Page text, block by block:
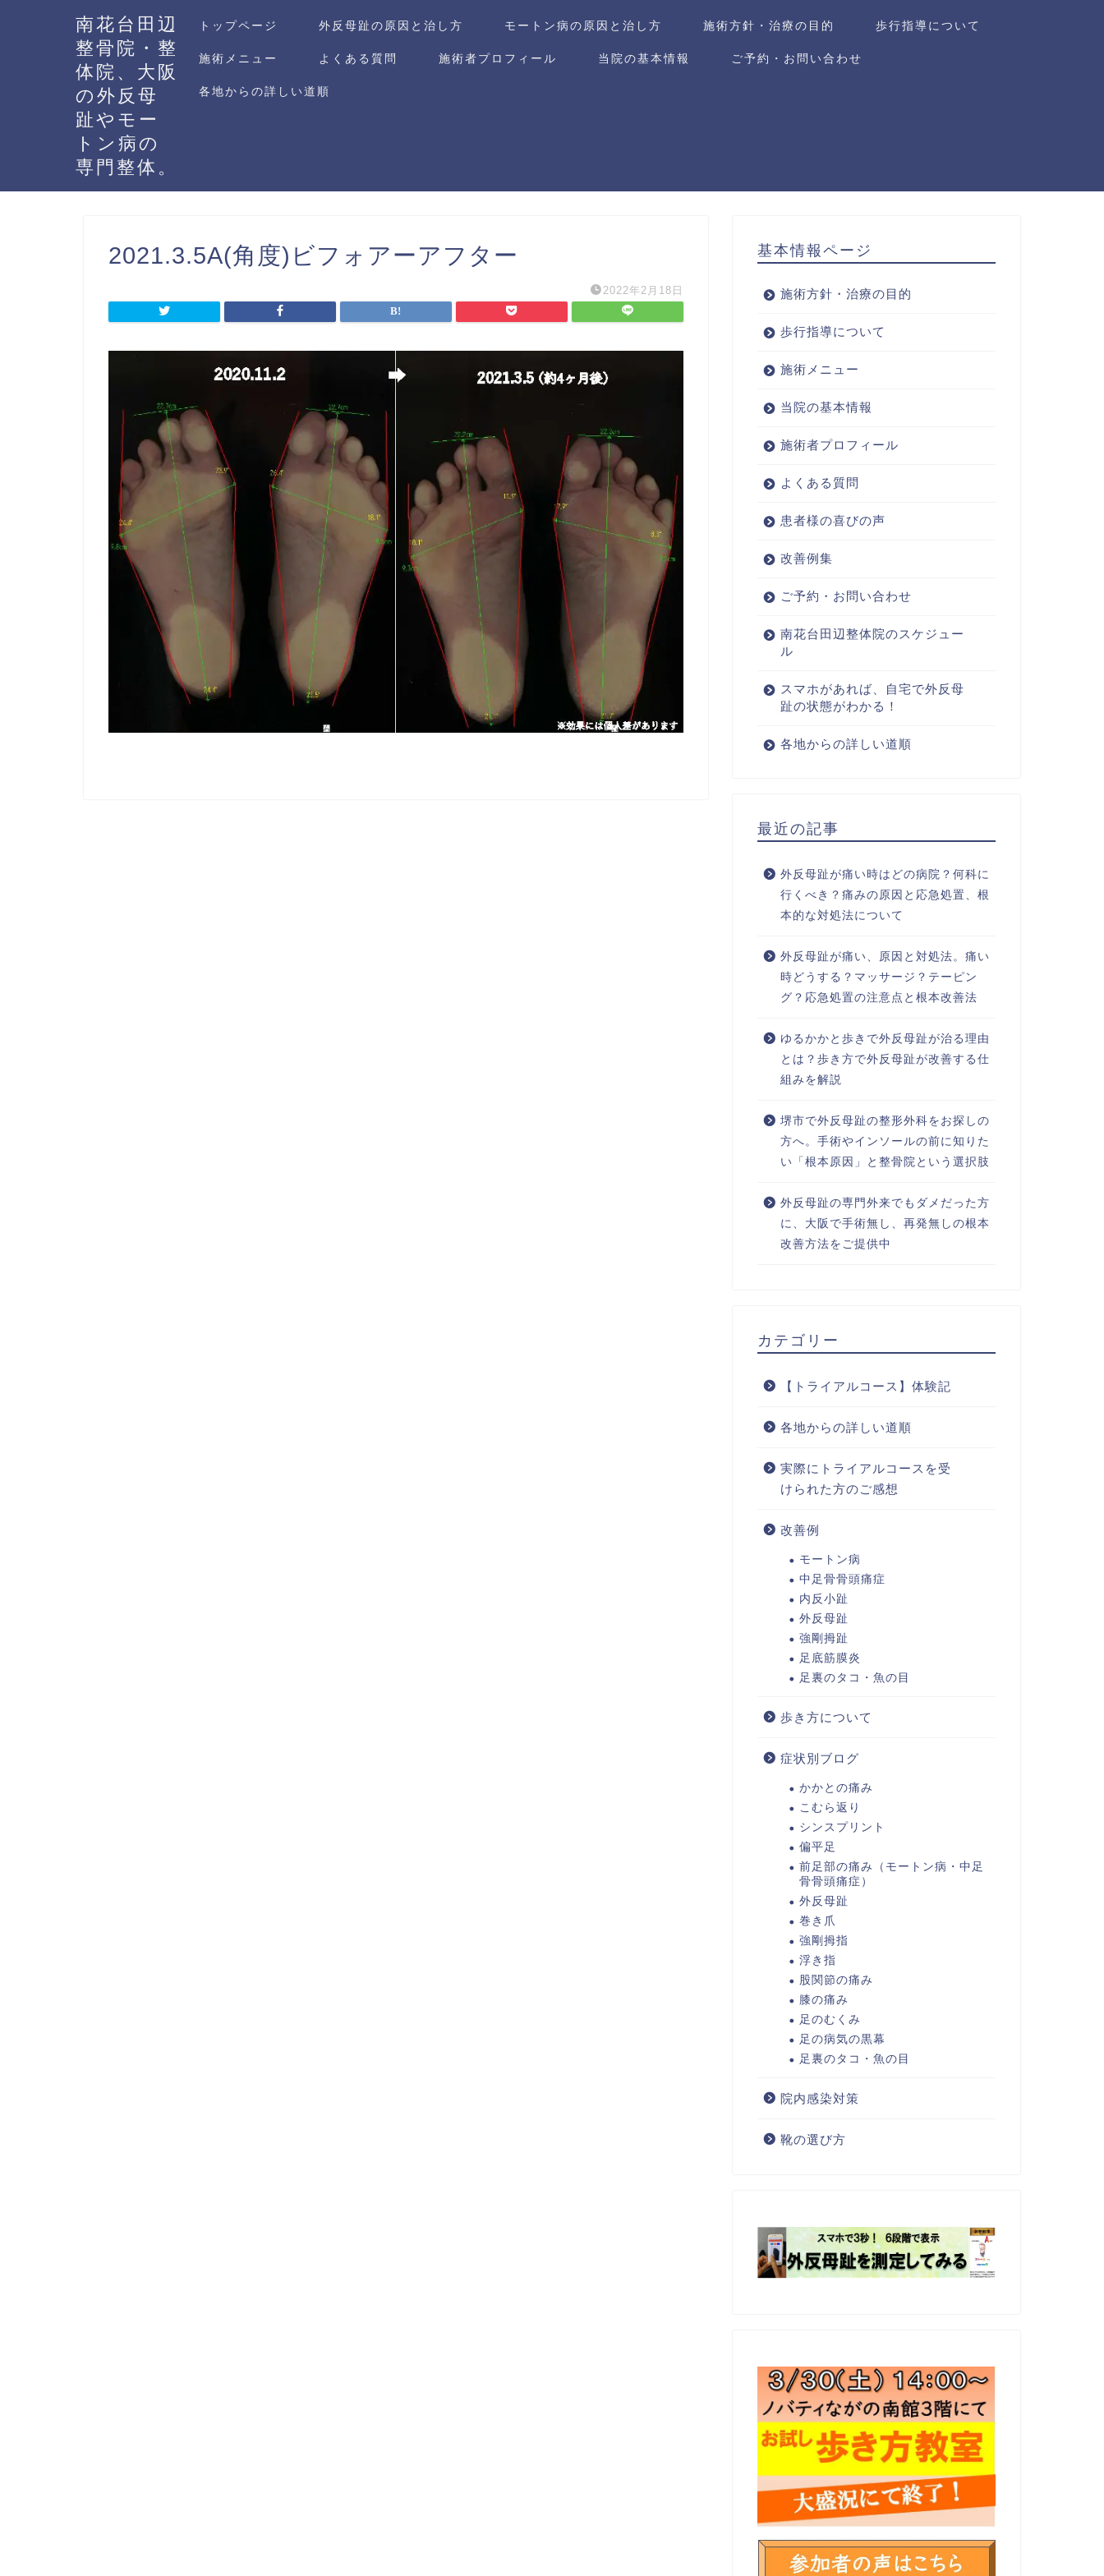
南花台田辺
整骨院・整
体院、大阪
の外反母
趾やモー
トン病の
専門整体。
トップページ 外反母趾の原因と治し方 モートン病の原因と治し方 施術方針・治療の目的 歩行指導について
施術メニュー よくある質問 施術者プロフィール 当院の基本情報 ご予約・お問い合わせ
各地からの詳しい道順
2021.3.5A(角度)ビフォアーアフター
2022年2月18日
基本情報ページ
施術方針・治療の目的
歩行指導について
施術メニュー
当院の基本情報
施術者プロフィール
よくある質問
患者様の喜びの声
改善例集
ご予約・お問い合わせ
南花台田辺整体院のスケジュー
ル
スマホがあれば、自宅で外反母
趾の状態がわかる！
各地からの詳しい道順
最近の記事
外反母趾が痛い時はどの病院？何科に
行くべき？痛みの原因と応急処置、根
本的な対処法について
外反母趾が痛い、原因と対処法。痛い
時どうする？マッサージ？テーピン
グ？応急処置の注意点と根本改善法
ゆるかかと歩きで外反母趾が治る理由
とは？歩き方で外反母趾が改善する仕
組みを解説
堺市で外反母趾の整形外科をお探しの
方へ。手術やインソールの前に知りた
い「根本原因」と整骨院という選択肢
外反母趾の専門外来でもダメだった方
に、大阪で手術無し、再発無しの根本
改善方法をご提供中
カテゴリー
【トライアルコース】体験記
各地からの詳しい道順
実際にトライアルコースを受
けられた方のご感想
改善例
モートン病
中足骨骨頭痛症
内反小趾
外反母趾
強剛拇趾
足底筋膜炎
足裏のタコ・魚の目
歩き方について
症状別ブログ
かかとの痛み
こむら返り
シンスプリント
偏平足
前足部の痛み（モートン病・中足
骨骨頭痛症）
外反母趾
巻き爪
強剛拇指
浮き指
股関節の痛み
膝の痛み
足のむくみ
足の病気の黒幕
足裏のタコ・魚の目
院内感染対策
靴の選び方